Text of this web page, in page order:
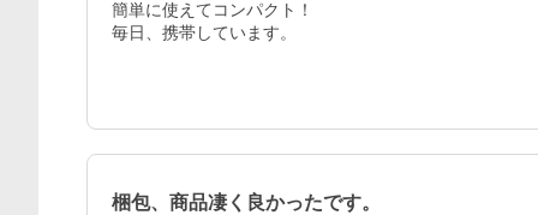
簡単に使えてコンパクト！
毎日、携帯しています。
梱包、商品凄く良かったです。